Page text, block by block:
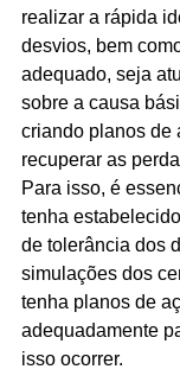
realizar a rápida
desvios, bem
adequado, seja
sobre a causa
criando planos de
recuperar as
Para isso, é
tenha
de tolerância dos
simulações dos
tenha planos de
adequadamente
isso ocorrer.